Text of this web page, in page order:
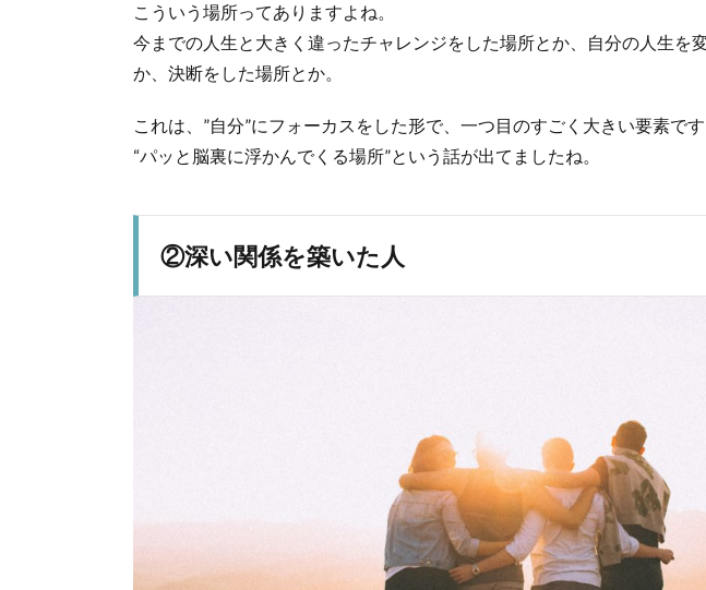
こういう場所ってありますよね。
今までの人生と大きく違ったチャレンジをした場所とか、自分の人生を
か、決断をした場所とか。
これは、”自分”にフォーカスをした形で、一つ目のすごく大きい要素です
“パッと脳裏に浮かんでくる場所”という話が出てましたね。
②深い関係を築いた人